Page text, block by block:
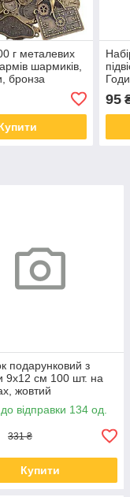
г металевих
шармиків,
бронза
95
подарунковий з
9x12 см 100 шт. на
жовтий
відправки 134 од.
331 ₴
Купити